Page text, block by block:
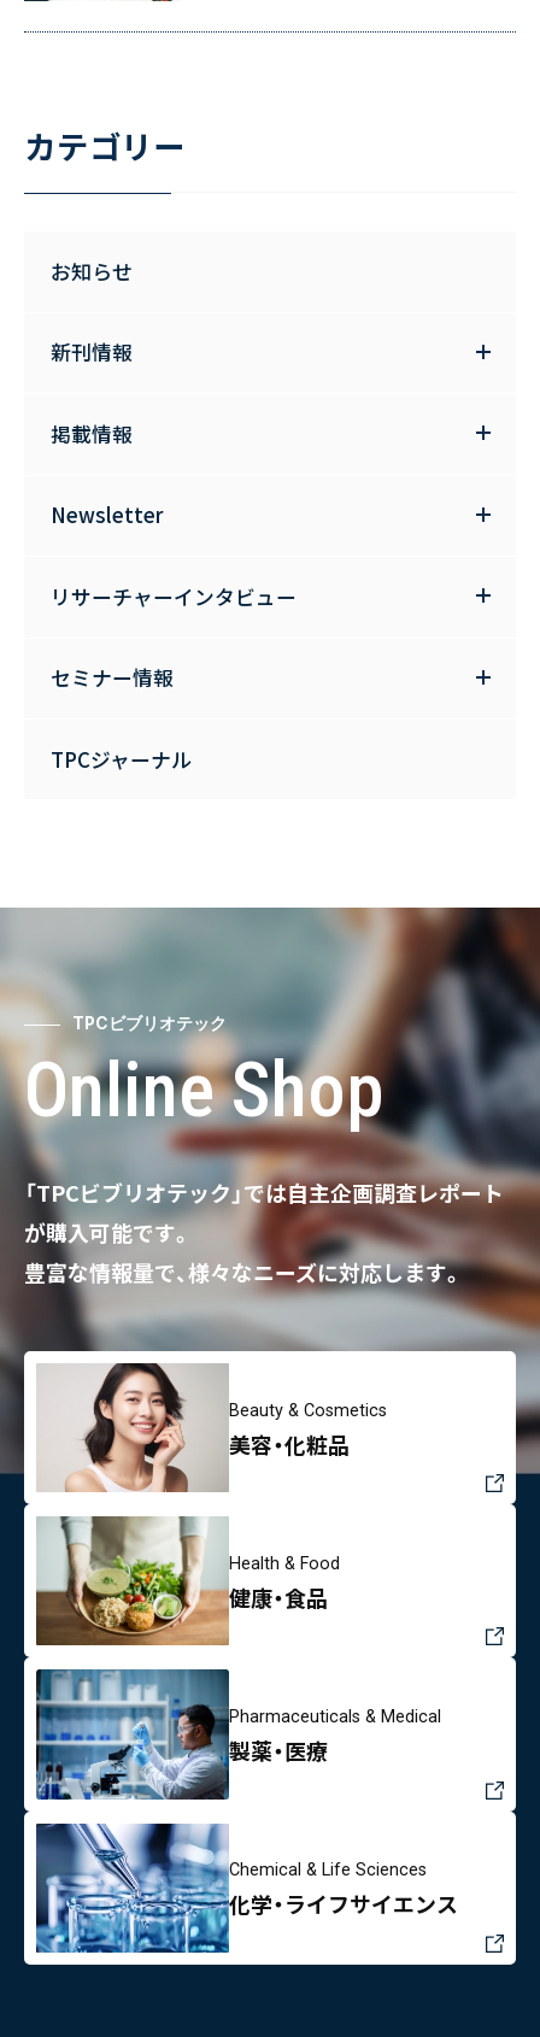
カテゴリー
お知らせ
新刊情報
掲載情報
Newsletter
リサーチャーインタビュー
セミナー情報
TPCジャーナル
TPCビブリオテック
Online Shop
「TPCビブリオテック」では自主企画調査レポート
が購入可能です。
豊富な情報量で、様々なニーズに対応します。
Beauty & Cosmetics
美容・化粧品
Health & Food
健康・食品
Pharmaceuticals & Medical
製薬・医療
Chemical & Life Sciences
化学・ライフサイエンス